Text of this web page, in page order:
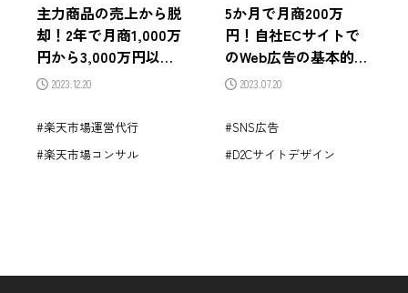
主力商品の売上から脱
却！2年で月商1,000万
円から3,000万円以上
に成長した売上拡大戦
2023.12.20
楽天市場運営代行
楽天市場コンサル
5か月で月商200万
円！自社ECサイトで
のWeb広告の基本的な
種類と効果的な運用方
2023.07.20
SNS広告
D2Cサイトデザイン